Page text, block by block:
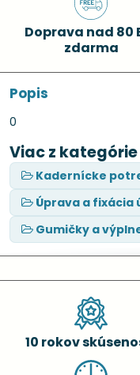
Doprava nad 80
zdarma
Popis
0
Viac z kategórie
Kadernícke
Úprava a fixácia
Gumičky a
10 rokov